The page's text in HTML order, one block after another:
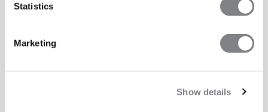
Statistics
Marketing
Show details